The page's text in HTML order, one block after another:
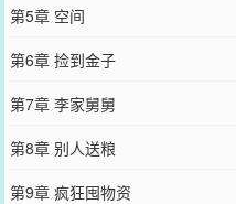
第5章 空间
第6章 捡到金子
第7章 李家舅舅
第8章 别人送粮
第9章 疯狂囤物资